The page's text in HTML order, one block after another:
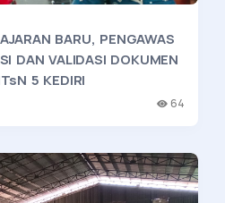
BARU, PENGAWAS
DAN VALIDASI DOKUMEN
5 KEDIRI
64